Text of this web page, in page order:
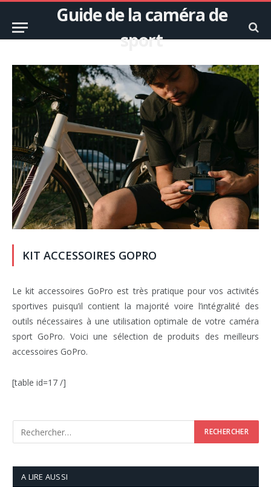
Guide de la caméra de
sport
KIT ACCESSOIRES GOPRO
Le kit accessoires GoPro est très pratique pour vos activités
sportives puisqu’il contient la majorité voire l’intégralité des
outils nécessaires à une utilisation optimale de votre caméra
sport GoPro. Voici une sélection de produits des meilleurs
accessoires GoPro.
[table id=17 /]
A LIRE AUSSI